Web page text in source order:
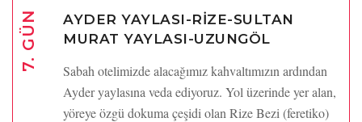
7. GÜN
AYDER YAYLASI-RİZE-SULTAN
MURAT YAYLASI-UZUNGÖL
Sabah otelimizde alacağımız kahvaltımızın ardından
Ayder yaylasına veda ediyoruz. Yol üzerinde yer alan,
yöreye özgü dokuma çeşidi olan Rize Bezi (feretiko)